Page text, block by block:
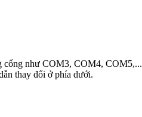
cổng như COM3, COM4, COM5,...
thay đổi ở phía dưới.